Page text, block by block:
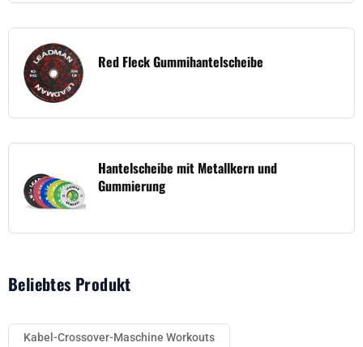
Red Fleck Gummihantelscheibe
Hantelscheibe mit Metallkern und
Gummierung
Beliebtes Produkt
Kabel-Crossover-Maschine Workouts